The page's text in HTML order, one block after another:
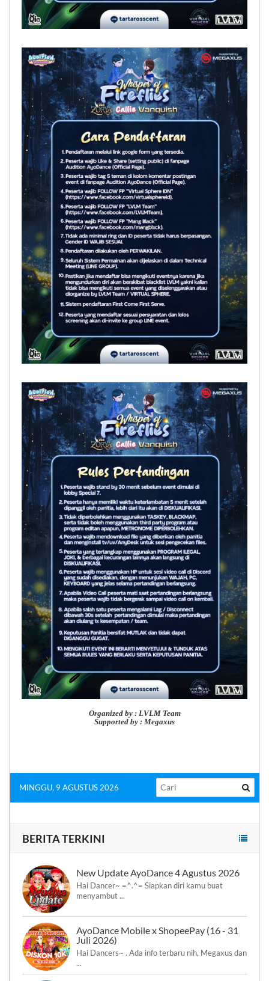
Organized by : LVLM Team
Supported by : Megaxus
MINGGU, 9 AGUSTUS 2026
BERITA TERKINI
New Update AyoDance 4 Agustus 2026
Hai Dancer~ =^.^= Siapkan diri kamu buat
menyambut ...
AyoDance Mobile x ShopeePay (16 - 31
Juli 2026)
Hai Dancers~ . Ada info terbaru nih, Megaxus dan
...